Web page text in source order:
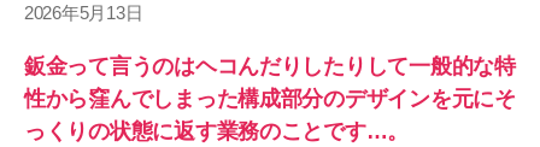
2026年5月13日
鈑金って言うのはヘコんだりしたりして一般的な特
性から窪んでしまった構成部分のデザインを元にそ
っくりの状態に返す業務のことです…。